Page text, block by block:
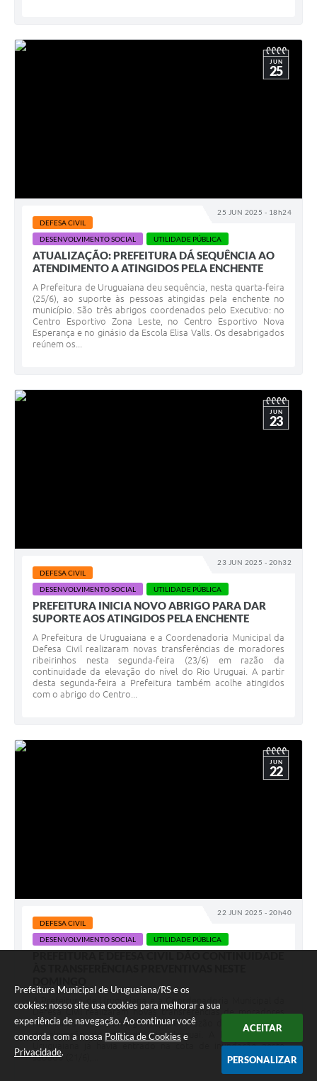
Prefeitura Municipal de Uruguaiana/RS e os
cookies: nosso site usa cookies para melhorar a sua
experiência de navegação. Ao continuar você
concorda com a nossa Política de Cookies e
Privacidade.
ACEITAR
PERSONALIZAR
25 JUN 2025 - 18h24
JUN
25
DEFESA CIVIL
DESENVOLVIMENTO SOCIAL
UTILIDADE PÚBLICA
ATUALIZAÇÃO: PREFEITURA DÁ SEQUÊNCIA AO
ATENDIMENTO A ATINGIDOS PELA ENCHENTE
A Prefeitura de Uruguaiana deu sequência, nesta quarta-feira
(25/6), ao suporte às pessoas atingidas pela enchente no
município. São três abrigos coordenados pelo Executivo: no
Centro Esportivo Zona Leste, no Centro Esportivo Nova
Esperança e no ginásio da Escola Elisa Valls. Os desabrigados
reúnem os...
23 JUN 2025 - 20h32
JUN
23
DEFESA CIVIL
DESENVOLVIMENTO SOCIAL
UTILIDADE PÚBLICA
PREFEITURA INICIA NOVO ABRIGO PARA DAR
SUPORTE AOS ATINGIDOS PELA ENCHENTE
A Prefeitura de Uruguaiana e a Coordenadoria Municipal da
Defesa Civil realizaram novas transferências de moradores
ribeirinhos nesta segunda-feira (23/6) em razão da
continuidade da elevação do nível do Rio Uruguai. A partir
desta segunda-feira a Prefeitura também acolhe atingidos
com o abrigo do Centro...
22 JUN 2025 - 20h40
JUN
22
DEFESA CIVIL
DESENVOLVIMENTO SOCIAL
UTILIDADE PÚBLICA
A Prefeitura de Uruguaiana e a Coordenadoria Municipal da
Defesa Civil realizaram novas transferências de moradores
ribeirinhos neste domingo (22/6) em razão da continuidade
da elevação do nível do Rio Uruguai. A bacia, que em
Uruguaiana já havia entrado na cota de inundação neste
sábado (21/6),...